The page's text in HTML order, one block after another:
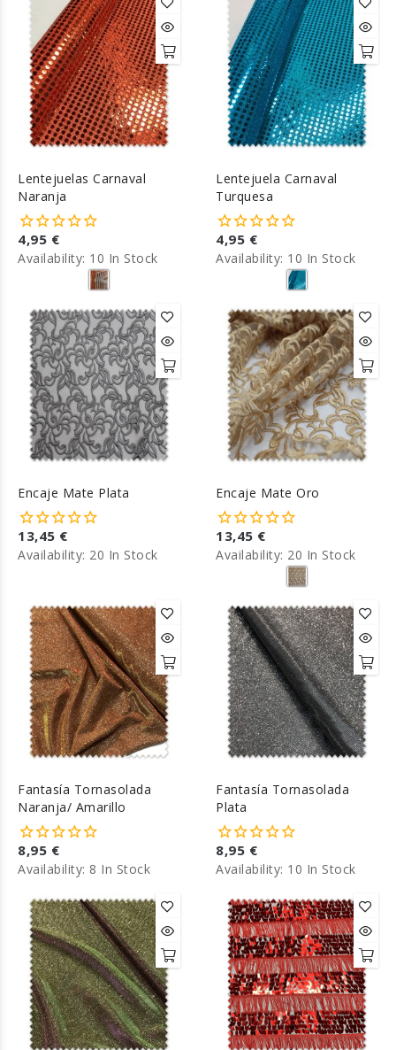
Lentejuelas Carnaval
Naranja
4,95 €
Availability: 10 In Stock
Lentejuela Carnaval
Turquesa
4,95 €
Availability: 10 In Stock
Encaje Mate Plata
13,45 €
Availability: 20 In Stock
Encaje Mate Oro
13,45 €
Availability: 20 In Stock
Fantasía Tornasolada
Naranja/ Amarillo
8,95 €
Availability: 8 In Stock
Fantasía Tornasolada
Plata
8,95 €
Availability: 10 In Stock